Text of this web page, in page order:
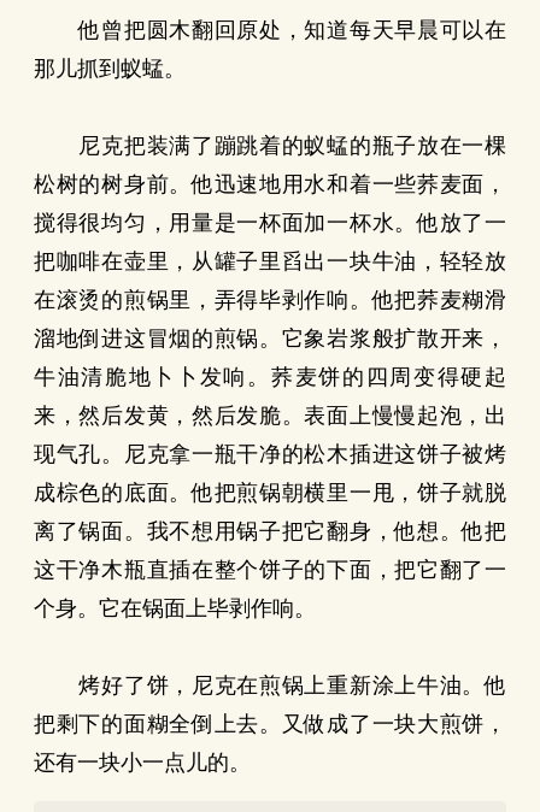
他曾把圆木翻回原处，知道每天早晨可以在
那儿抓到蚁蜢。
尼克把装满了蹦跳着的蚁蜢的瓶子放在一棵
松树的树身前。他迅速地用水和着一些荞麦面，
搅得很均匀，用量是一杯面加一杯水。他放了一
把咖啡在壶里，从罐子里舀出一块牛油，轻轻放
在滚烫的煎锅里，弄得毕剥作响。他把荞麦糊滑
溜地倒进这冒烟的煎锅。它象岩浆般扩散开来，
牛油清脆地卜卜发响。荞麦饼的四周变得硬起
来，然后发黄，然后发脆。表面上慢慢起泡，出
现气孔。尼克拿一瓶干净的松木插进这饼子被烤
成棕色的底面。他把煎锅朝横里一甩，饼子就脱
离了锅面。我不想用锅子把它翻身，他想。他把
这干净木瓶直插在整个饼子的下面，把它翻了一
个身。它在锅面上毕剥作响。
烤好了饼，尼克在煎锅上重新涂上牛油。他
把剩下的面糊全倒上去。又做成了一块大煎饼，
还有一块小一点儿的。